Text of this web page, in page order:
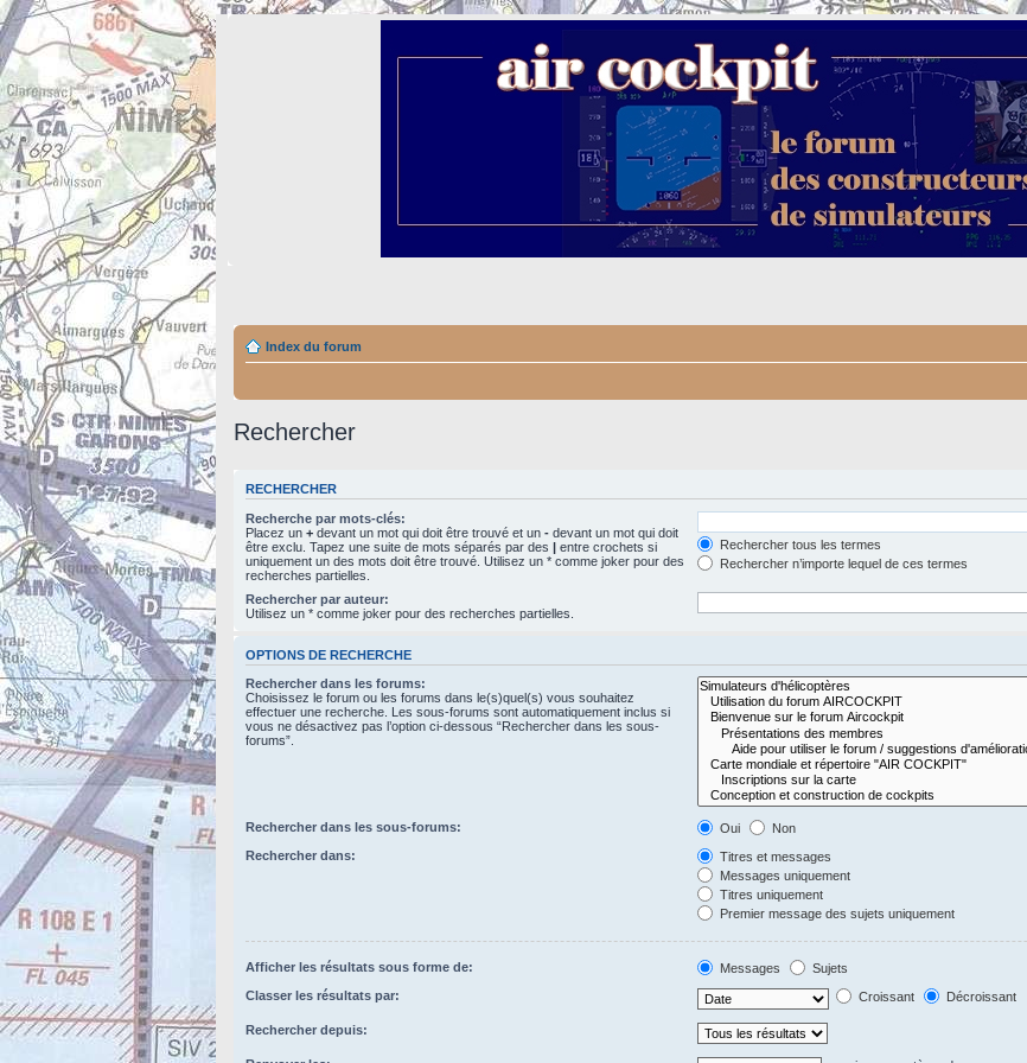
Index du forum
Rechercher
RECHERCHER
Recherche par mots-clés:
Placez un + devant un mot qui doit être trouvé et un - devant un mot qui doit
être exclu. Tapez une suite de mots séparés par des | entre crochets si
uniquement un des mots doit être trouvé. Utilisez un * comme joker pour des
recherches partielles.
Rechercher tous les termes
Rechercher n’importe lequel de ces termes
Rechercher par auteur:
Utilisez un * comme joker pour des recherches partielles.
OPTIONS DE RECHERCHE
Rechercher dans les forums:
Choisissez le forum ou les forums dans le(s)quel(s) vous souhaitez
effectuer une recherche. Les sous-forums sont automatiquement inclus si
vous ne désactivez pas l’option ci-dessous “Rechercher dans les sous-
forums”.
Rechercher dans les sous-forums: Oui
Non
Rechercher dans:
Titres et messages
Messages uniquement
Titres uniquement
Premier message des sujets uniquement
Afficher les résultats sous forme de: Messages
Sujets
Classer les résultats par:
Croissant Décroissant
Rechercher depuis: